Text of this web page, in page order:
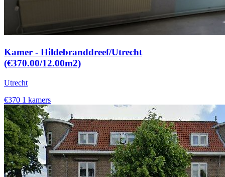
Kamer - Hildebranddreef/Utrecht
(€370.00/12.00m2)
Utrecht
€370 1 kamers